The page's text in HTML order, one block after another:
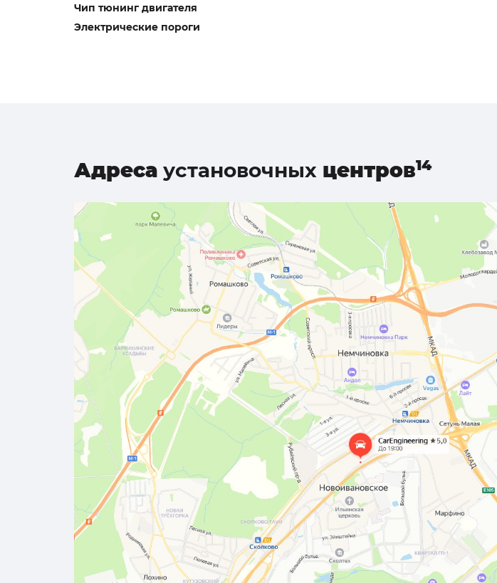
Чип тюнинг двигателя
Электрические пороги
Адреса установочных центров